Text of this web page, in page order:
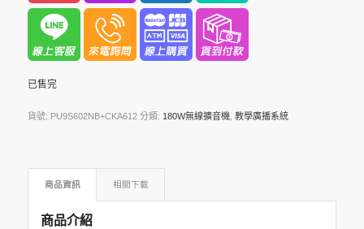
已售完
貨號: PU9S602NB+CKA612 分類: 180W無線擴音機, 教學廣播系統
商品資訊 相關下載
商品介紹